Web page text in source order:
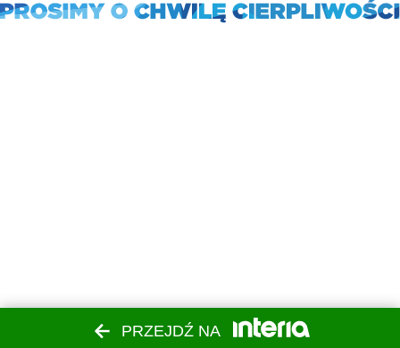
PRZEJDŹ NA